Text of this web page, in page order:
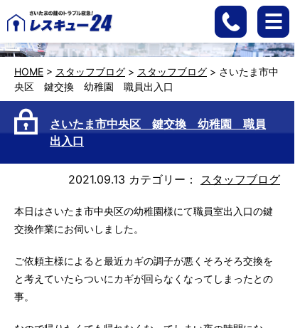
HOME > スタッフブログ > スタッフブログ > さいたま市中
央区 鍵交換 幼稚園 職員出入口
さいたま市中央区 鍵交換 幼稚園 職員
出入口
2021.09.13 カテゴリー： スタッフブログ
本日はさいたま市中央区の幼稚園様にて職員室出入口の鍵
交換作業にお伺いしました。
ご依頼主様によると最近カギの調子が悪くそろそろ交換を
と考えていたらついにカギが回らなくなってしまったとの
事。